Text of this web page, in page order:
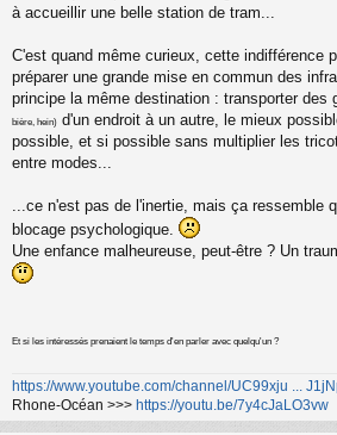
s
g
e
n
u
à accueillir une belle station de tram...
C'est quand même curieux, cette indifférence
préparer une grande mise en commun des
principe la même destination : transporter des
bière, hein) d'un endroit à un autre, le mieux
possible, et si possible sans multiplier les
entre modes...
...ce n'est pas de l'inertie, mais ça ressemble
blocage psychologique.
Une enfance malheureuse, peut-être ? Un
Et si les intéressés prenaient le temps d'en parler avec quelqu'un ?
https://www.youtube.com/channel/UC99xju ...
Rhone-Océan >>> https://youtu.be/7y4cJaLO3vw